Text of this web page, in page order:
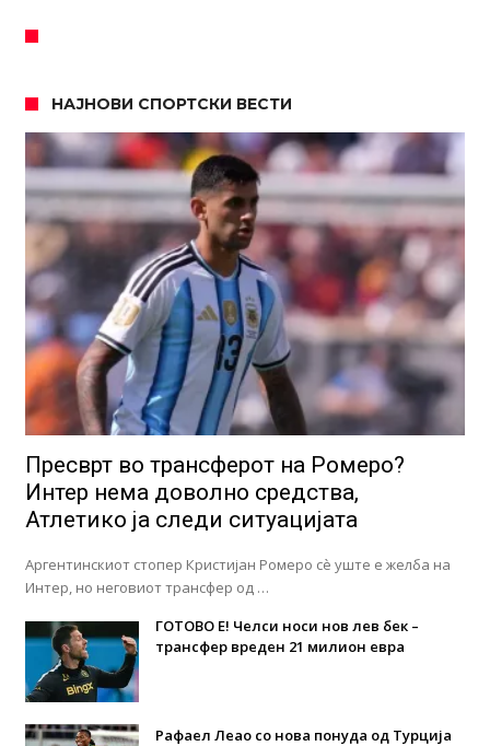
НАЈНОВИ СПОРТСКИ ВЕСТИ
Пресврт во трансферот на Ромеро?
Интер нема доволно средства,
Атлетико ја следи ситуацијата
Аргентинскиот стопер Кристијан Ромеро сè уште е желба на
Интер, но неговиот трансфер од …
ГОТОВО Е! Челси носи нов лев бек –
трансфер вреден 21 милион евра
Рафаел Леао со нова понуда од Турција